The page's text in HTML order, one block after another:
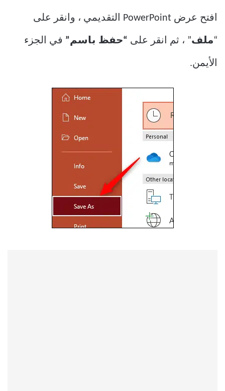
افتح عرض PowerPoint التقديمي ، وانقر على
“ملف” ، ثم انقر على “حفظ باسم” في الجزء
الأيمن.